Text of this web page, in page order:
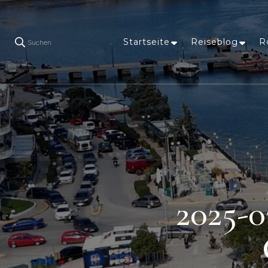
Suchen Startseite Reiseblog
2025-